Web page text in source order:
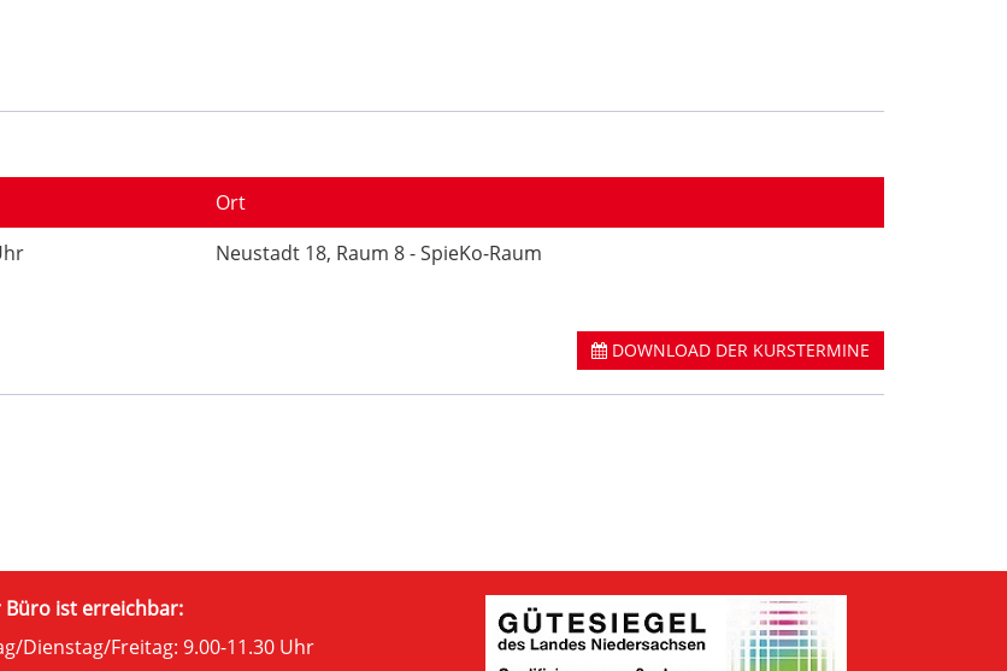
Ort
Neustadt 18, Raum 8 - SpieKo-Raum
DOWNLOAD DER KURSTERMINE
Büro ist erreichbar:
Dienstag/Freitag: 9.00-11.30 Uhr